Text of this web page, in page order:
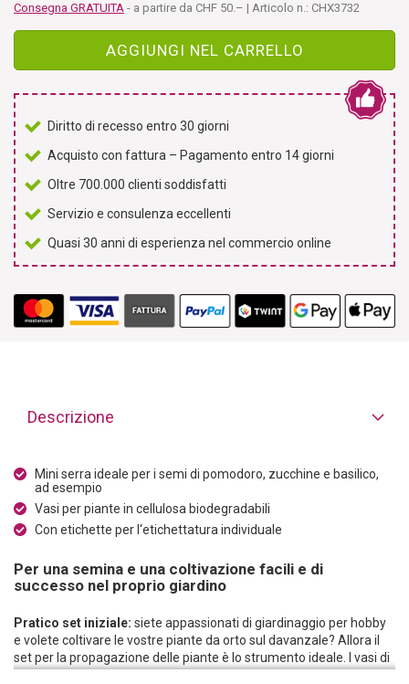
Consegna GRATUITA - a partire da CHF 50.– | Articolo n.: CHX3732
AGGIUNGI NEL CARRELLO
Diritto di recesso entro 30 giorni
Acquisto con fattura – Pagamento entro 14 giorni
Oltre 700.000 clienti soddisfatti
Servizio e consulenza eccellenti
Quasi 30 anni di esperienza nel commercio online
Descrizione
Mini serra ideale per i semi di pomodoro, zucchine e basilico,
ad esempio
Vasi per piante in cellulosa biodegradabili
Con etichette per l‘etichettatura individuale
Per una semina e una coltivazione facili e di
successo nel proprio giardino
Pratico set iniziale: siete appassionati di giardinaggio per hobby
e volete coltivare le vostre piante da orto sul davanzale? Allora il
set per la propagazione delle piante è lo strumento ideale. I vasi di